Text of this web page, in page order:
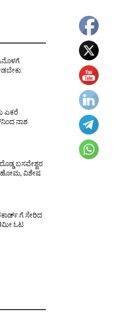
ಎಕರೆ
ನಾಶ
ಬಸವೇಶ್ವರ
ಹೋಮ, ವಿಶೇಷ
ಗೆ ಸೇರಿದ
ಓಟ